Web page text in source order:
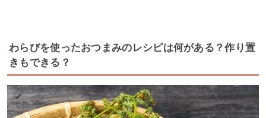
わらびを使ったおつまみのレシピは何がある？作り置
きもできる？